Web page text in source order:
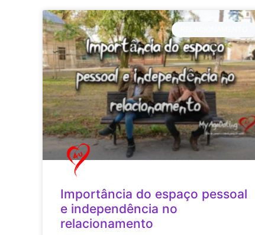
Importância do espaço pessoal
e independência no
relacionamento